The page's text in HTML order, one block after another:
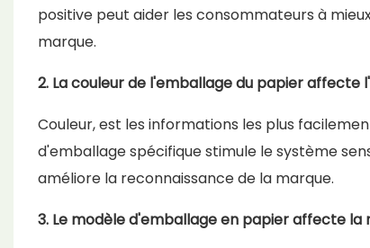
positive peut aider les consommateurs à
marque.
2. La couleur de l'emballage du papier affecte
Couleur, est les informations les plus
d'emballage spécifique stimule le système
améliore la reconnaissance de la marque.
3. Le modèle d'emballage en papier affecte la